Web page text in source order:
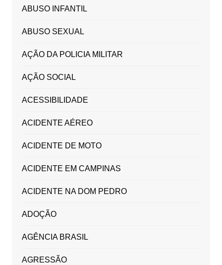
ABUSO INFANTIL
ABUSO SEXUAL
AÇÃO DA POLICIA MILITAR
AÇÃO SOCIAL
ACESSIBILIDADE
ACIDENTE AÉREO
ACIDENTE DE MOTO
ACIDENTE EM CAMPINAS
ACIDENTE NA DOM PEDRO
ADOÇÃO
AGÊNCIA BRASIL
AGRESSÃO